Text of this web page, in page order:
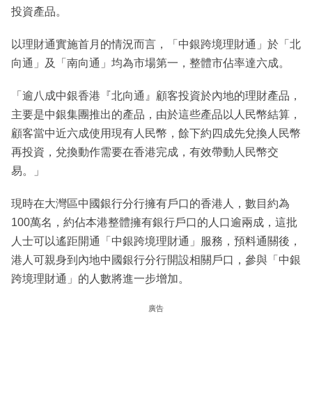
投資產品。
以理財通實施首月的情況而言，「中銀跨境理財通」於「北
向通」及「南向通」均為市場第一，整體市佔率達六成。
「逾八成中銀香港『北向通』顧客投資於內地的理財產品，
主要是中銀集團推出的產品，由於這些產品以人民幣結算，
顧客當中近六成使用現有人民幣，餘下約四成先兌換人民幣
再投資，兌換動作需要在香港完成，有效帶動人民幣交
易。」
現時在大灣區中國銀行分行擁有戶口的香港人，數目約為
100萬名，約佔本港整體擁有銀行戶口的人口逾兩成，這批
人士可以遙距開通「中銀跨境理財通」服務，預料通關後，
港人可親身到內地中國銀行分行開設相關戶口，參與「中銀
跨境理財通」的人數將進一步增加。
廣告